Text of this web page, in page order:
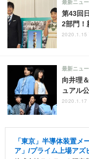
第43回
2部門！
最新ニュー
2020.1.15
向井理
ュアル
最新ニュー
2020.1.17
「東京」半導体装置メ
ア」/プライム上場アズ